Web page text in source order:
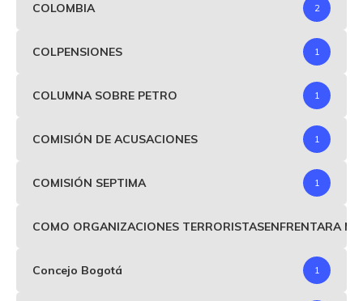
COLOMBIA 2
COLPENSIONES 1
COLUMNA SOBRE PETRO 1
COMISIÓN DE ACUSACIONES 1
COMISIÓN SEPTIMA 1
COMO ORGANIZACIONES TERRORISTASENFRENTARA
Concejo Bogotá 1